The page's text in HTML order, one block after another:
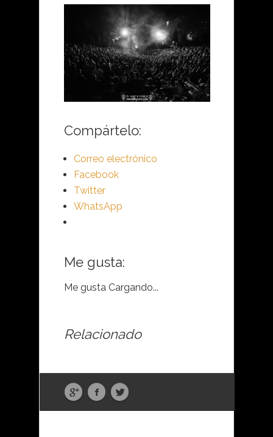
Compártelo:
Correo electrónico
Facebook
Twitter
WhatsApp
Me gusta:
Me gusta Cargando...
Relacionado